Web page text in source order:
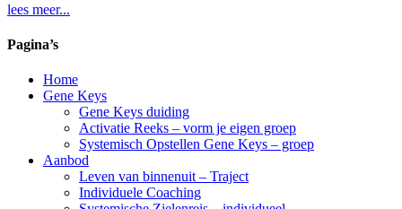
lees meer...
Pagina’s
Home
Gene Keys
Gene Keys duiding
Activatie Reeks – vorm je eigen groep
Systemisch Opstellen Gene Keys – groep
Aanbod
Leven van binnenuit – Traject
Individuele Coaching